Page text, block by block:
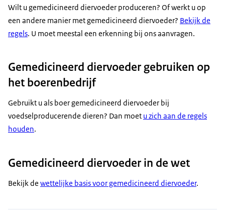
Wilt u gemedicineerd diervoeder produceren? Of werkt u op
een andere manier met gemedicineerd diervoeder? Bekijk de
regels. U moet meestal een erkenning bij ons aanvragen.
Gemedicineerd diervoeder gebruiken op
het boerenbedrijf
Gebruikt u als boer gemedicineerd diervoeder bij
voedselproducerende dieren? Dan moet u zich aan de regels
houden.
Gemedicineerd diervoeder in de wet
Bekijk de wettelijke basis voor gemedicineerd diervoeder.